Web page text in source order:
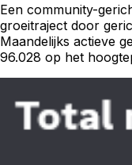
Een community-
groeitraject door
Maandelijks actieve
96.028 op het